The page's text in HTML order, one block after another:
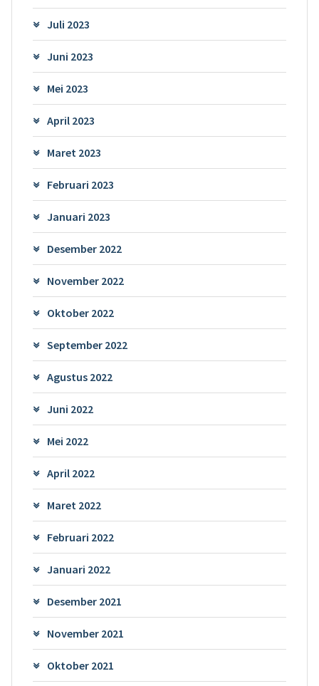
Juli 2023
Juni 2023
Mei 2023
April 2023
Maret 2023
Februari 2023
Januari 2023
Desember 2022
November 2022
Oktober 2022
September 2022
Agustus 2022
Juni 2022
Mei 2022
April 2022
Maret 2022
Februari 2022
Januari 2022
Desember 2021
November 2021
Oktober 2021